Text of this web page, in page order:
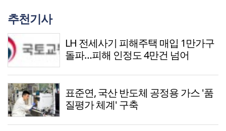
추천기사
LH 전세사기 피해주택 매입 1만가구
돌파…피해 인정도 4만건 넘어
표준연, 국산 반도체 공정용 가스 '품
질평가 체계' 구축